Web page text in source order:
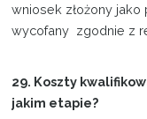
wniosek złożony
wycofany zgodnie z
29. Koszty
jakim etapie?